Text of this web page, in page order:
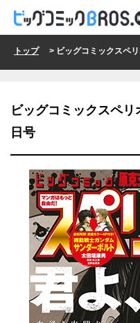
トップ> ビッグコミックスペ
ビッグコミックスペ
日号